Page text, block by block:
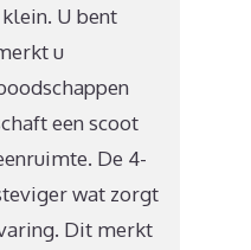
U bent
u
een scoot
De 4-
wat zorgt
Dit merkt